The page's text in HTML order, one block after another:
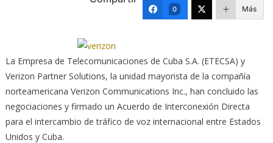
0 Más
La Empresa de Telecomunicaciones de Cuba S.A. (ETECSA) y
Verizon Partner Solutions, la unidad mayorista de la compañía
norteamericana Verizon Communications Inc., han concluido las
negociaciones y firmado un Acuerdo de Interconexión Directa
para el intercambio de tráfico de voz internacional entre Estados
Unidos y Cuba.